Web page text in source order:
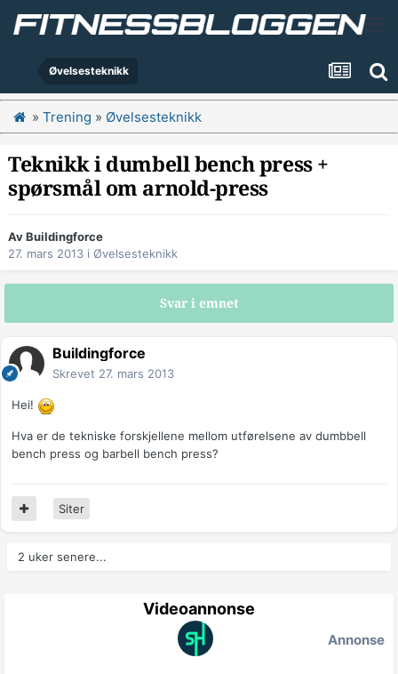
Øvelsesteknikk
» Trening » Øvelsesteknikk
Teknikk i dumbell bench press +
spørsmål om arnold-press
AvBuildingforce
27. mars 2013 i Øvelsesteknikk
Svar i emnet
Buildingforce
Skrevet 27. mars 2013
Hei!
Hva er de tekniske forskjellene mellom utførelsene av dumbbell
bench press og barbell bench press?
Siter
2 uker senere...
Videoannonse
Annonse